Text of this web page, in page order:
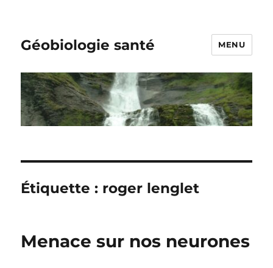
Géobiologie santé MENU
Étiquette : roger lenglet
Menace sur nos neurones